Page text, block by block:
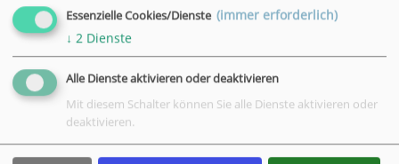
VHS, Göttingen, Bahnhofsallee 7
30.07.2026
Uhrzeit
17:00 - 18:00 Uhr
VHS, Göttingen, Bahnhofsallee 7
Essenzielle Cookies/Dienste (immer erforderlich)
↓ 2 Dienste
Alle Dienste aktivieren oder deaktivieren
Mit diesem Schalter können Sie alle Dienste aktivieren oder
deaktivieren.